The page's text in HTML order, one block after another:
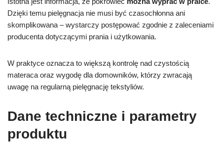
Dzięki temu pielęgnacja nie musi być czasochłonna ani
skomplikowana – wystarczy postępować zgodnie z zaleceniami
producenta dotyczącymi prania i użytkowania.
W praktyce oznacza to większą kontrolę nad czystością
materaca oraz wygodę dla domowników, którzy zwracają
uwagę na regularną pielęgnację tekstyliów.
Dane techniczne i parametry
produktu